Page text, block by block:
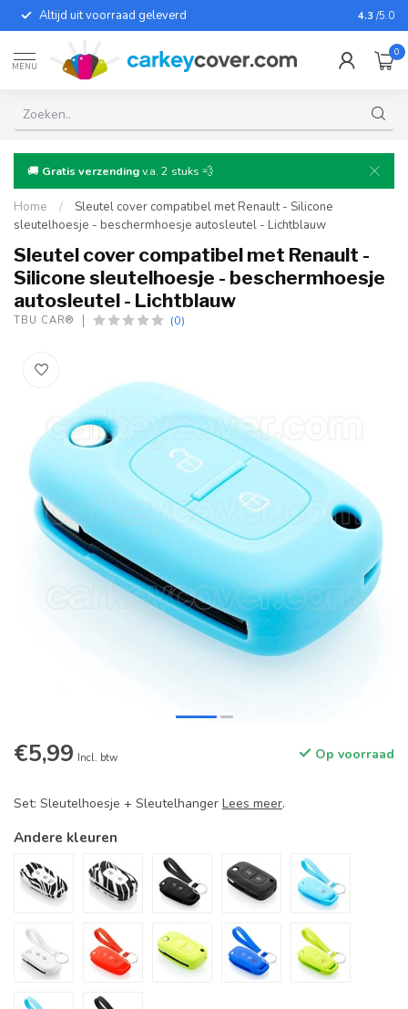
Altijd uit voorraad geleverd Voor
4.3 /5.0
MENU
0
🚚 Gratis verzendingv.a. 2 stuks 💨
Home /
Sleutel cover compatibel met Renault - Silicone
sleutelhoesje - beschermhoesje autosleutel - Lichtblauw
Sleutel cover compatibel met Renault -
Silicone sleutelhoesje - beschermhoesje
autosleutel - Lichtblauw
TBU CAR® (0)
€5,99 Incl. btw Op voorraad
Set: Sleutelhoesje + Sleutelhanger Lees meer.
Andere kleuren